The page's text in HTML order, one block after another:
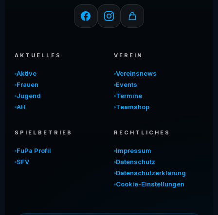
AKTUELLES
Aktive
Frauen
Jugend
AH
VEREIN
Vereinsnews
Events
Termine
Teamshop
SPIELBETRIEB
FuPa Profil
SFV
RECHTLICHES
Impressum
Datenschutz
Datenschutzerklärung
Cookie-Einstellungen